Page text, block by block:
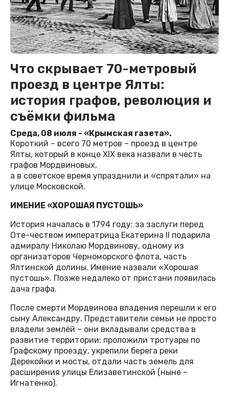
Что скрывает 70-метровый
проезд в центре Ялты:
история графов, революция и
съёмки фильма
Среда, 08 июля - «Крымская газета».
Короткий – всего 70 метров – проезд в центре
Ялты, который в конце XIX века назвали в честь
графов Мордвиновых,
а в советское время упразднили и «спрятали» на
улице Московской.
ИМЕНИЕ «ХОРОШАЯ ПУСТОШЬ»
История началась в 1794 году: за заслуги перед
Оте-чеством императрица Екатерина II подарила
адмиралу Николаю Мордвинову, одному из
организаторов Черноморского флота, часть
Ялтинской долины. Имение назвали «Хорошая
пустошь». Позже недалеко от пристани появилась
дача графа.
После смерти Мордвинова владения перешли к его
сыну Александру. Представители семьи не просто
владели землёй – они вкладывали средства в
развитие территории: проложили тротуары по
Графскому проезду, укрепили берега реки
Дерекойки и мосты, отдали часть земель для
расширения улицы Елизаветинской (ныне –
Игнатенко).